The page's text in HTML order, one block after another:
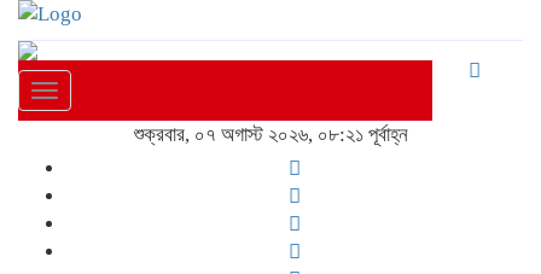
Toggle
navigation
শুক্রবার, ০৭ অগাস্ট ২০২৬, ০৮:২১ পূর্বাহ্ন